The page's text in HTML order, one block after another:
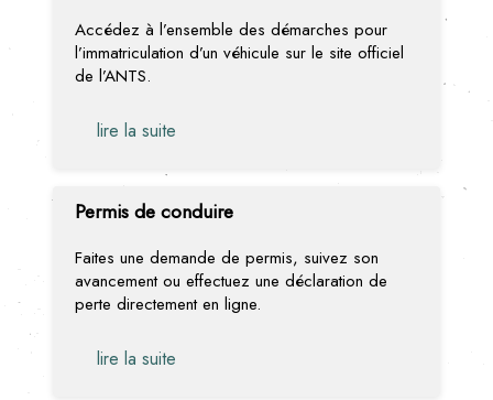
Accédez à l’ensemble des démarches pour
l’immatriculation d’un véhicule sur le site officiel
de l’ANTS.
lire la suite
Permis de conduire
Faites une demande de permis, suivez son
avancement ou effectuez une déclaration de
perte directement en ligne.
lire la suite